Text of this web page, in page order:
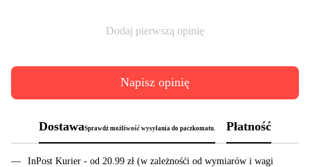
Dodaj pierwszą opinię
Napisz opinię
DostawaSprawdż możliwość wysyłania do paczkomatu. Płatność
InPost Kurier - od 20.99 zł (w zależnośći od wymiarów i wagi